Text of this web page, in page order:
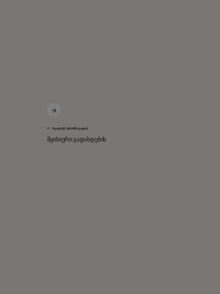
ᲠᲔᲐᲚᲣᲠ ᲓᲠᲝᲨᲘ ᲒᲐᲓᲐᲮ
მყისიერი გადახდების